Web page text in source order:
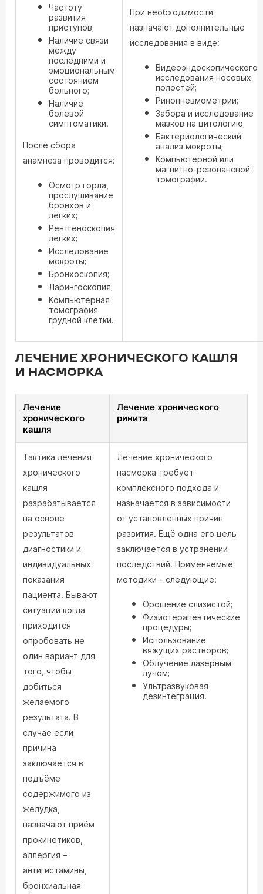
Частоту
развития
приступов;
Наличие связи
между
последними и
эмоциональным
состоянием
больного;
Наличие
болевой
симптоматики.
После сбора
анамнеза проводится:
Осмотр горла,
прослушивание
бронхов и
лёгких;
Рентгеноскопия
лёгких;
Исследование
мокроты;
Бронхоскопия;
Ларингоскопия;
Компьютерная
томография
грудной клетки.
При необходимости
назначают дополнительные
исследования в виде:
Видеоэндоскопического
исследования носовых
полостей;
Ринопневмометрии;
Забора и исследование
мазков на цитологию;
Бактериологический
анализ мокроты;
Компьютерной или
магнитно-резонансной
томографии.
ЛЕЧЕНИЕ ХРОНИЧЕСКОГО КАШЛЯ
И НАСМОРКА
Лечение
хронического
кашля
Лечение хронического
ринита
Тактика лечения
хронического
кашля
разрабатывается
на основе
результатов
диагностики и
индивидуальных
показания
пациента. Бывают
ситуации когда
приходится
опробовать не
один вариант для
того, чтобы
добиться
желаемого
результата. В
случае если
причина
заключается в
подъёме
содержимого из
желудка,
назначают приём
прокинетиков,
аллергия –
антигистамины,
бронхиальная
Лечение хронического
насморка требует
комплексного подхода и
назначается в зависимости
от установленных причин
развития. Ещё одна его цель
заключается в устранении
последствий. Применяемые
методики – следующие:
Орошение слизистой;
Физиотерапевтические
процедуры;
Использование
вяжущих растворов;
Облучение лазерным
лучом;
Ультразвуковая
дезинтеграция.